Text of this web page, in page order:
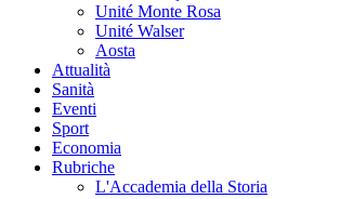
Unité Monte Rosa
Unité Walser
Aosta
Attualità
Sanità
Eventi
Sport
Economia
Rubriche
L'Accademia della Storia